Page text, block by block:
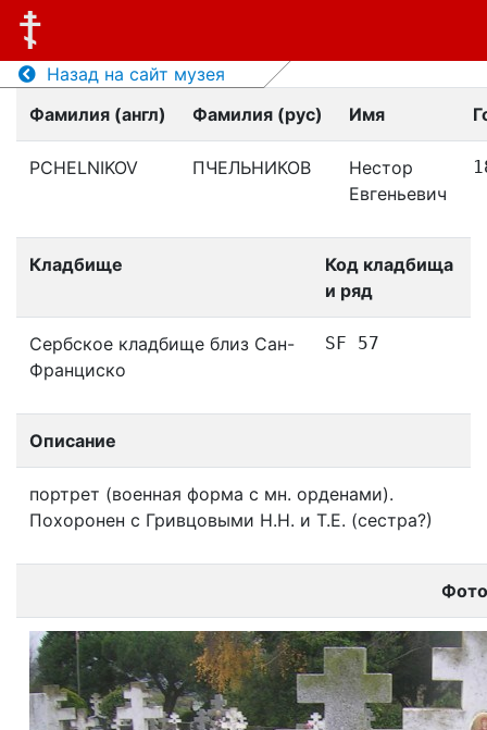
Назад на сайт музея
Фамилия (англ)
Фамилия (рус) Имя
PCHELNIKOV ПЧЕЛЬНИКОВ
Нестор
Евгеньевич
Кладбище
Код кладбища
и ряд
Сербское кладбище близ Сан-
Франциско
SF 57
Описание
портрет (военная форма с мн. орденами).
Похоронен с Гривцовыми Н.Н. и Т.Е. (сестра?)
Фото